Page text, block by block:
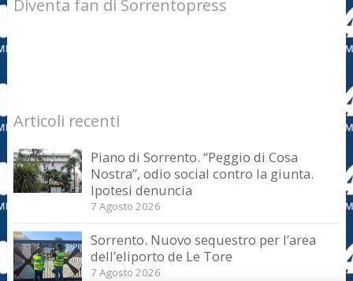
Diventa fan di Sorrentopress
Articoli recenti
Piano di Sorrento. “Peggio di Cosa
Nostra”, odio social contro la giunta.
Ipotesi denuncia
7 Agosto 2026
Sorrento. Nuovo sequestro per l’area
dell’eliporto de Le Tore
7 Agosto 2026